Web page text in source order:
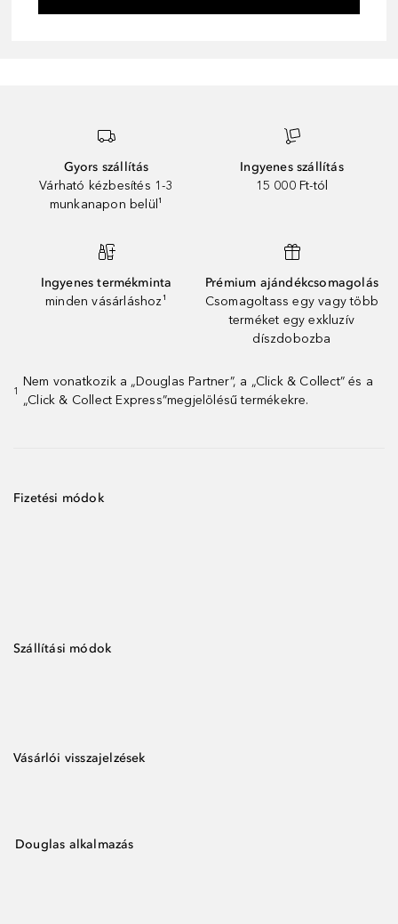
Gyors szállítás
Várható kézbesítés 1-3
munkanapon belül¹
Ingyenes szállítás
15 000 Ft-tól
Ingyenes termékminta
minden vásárláshoz¹
Prémium ajándékcsomagolás
Csomagoltass egy vagy több
terméket egy exkluzív
díszdobozba
1
Nem vonatkozik a „Douglas Partner”, a „Click & Collect” és a
„Click & Collect Express”megjelölésű termékekre.
Fizetési módok
Szállítási módok
Vásárlói visszajelzések
Douglas alkalmazás